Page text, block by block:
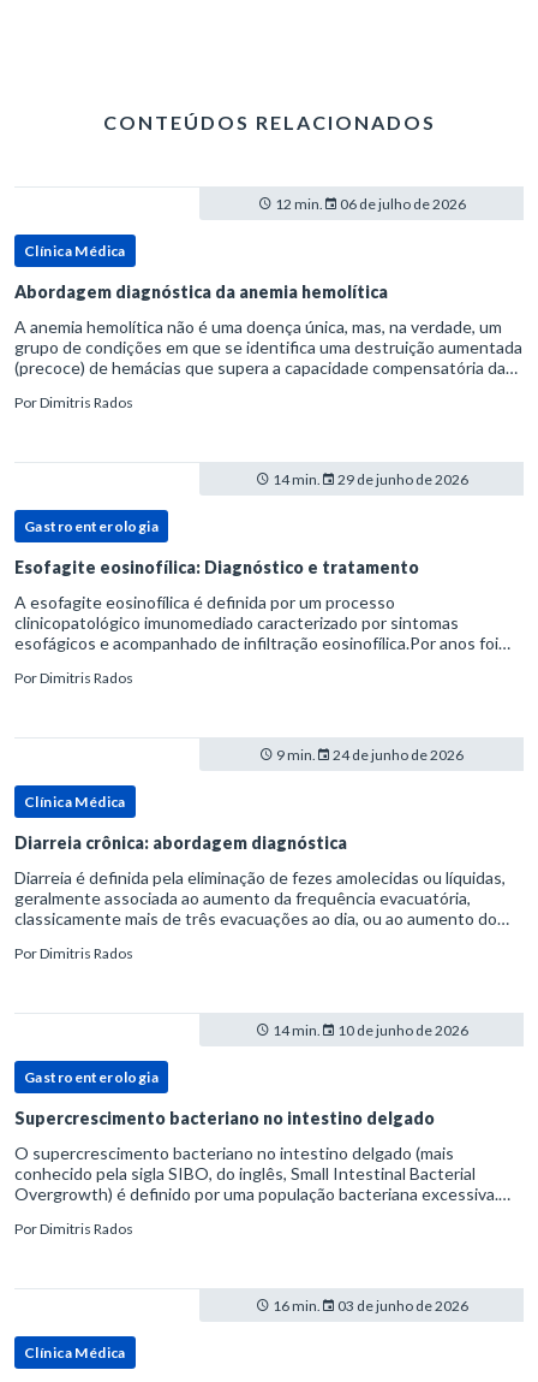
CONTEÚDOS RELACIONADOS
12 min. 06 de julho de 2026
Clínica Médica
Abordagem diagnóstica da anemia hemolítica
A anemia hemolítica não é uma doença única, mas, na verdade, um
grupo de condições em que se identifica uma destruição aumentada
(precoce) de hemácias que supera a capacidade compensatória da
PorDimitris Rados
14 min. 29 de junho de 2026
Gastroenterologia
Esofagite eosinofílica: Diagnóstico e tratamento
A esofagite eosinofílica é definida por um processo
clinicopatológico imunomediado caracterizado por sintomas
esofágicos e acompanhado de infiltração eosinofílica.Por anos foi
refluxo gastr
PorDimitris Rados
9 min. 24 de junho de 2026
Clínica Médica
Diarreia crônica: abordagem diagnóstica
Diarreia é definida pela eliminação de fezes amolecidas ou líquidas,
geralmente associada ao aumento da frequência evacuatória,
classicamente mais de três evacuações ao dia, ou ao aumento do
PorDimitris Rados
14 min. 10 de junho de 2026
Gastroenterologia
Supercrescimento bacteriano no intestino delgado
O supercrescimento bacteriano no intestino delgado (mais
conhecido pela sigla SIBO, do inglês, Small Intestinal Bacterial
Overgrowth) é definido por uma população bacteriana excessiva.
PorDimitris Rados
16 min. 03 de junho de 2026
Clínica Médica